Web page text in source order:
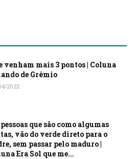
venham mais 3 pontos | Coluna
de Grêmio
2022
que são como algumas
vão do verde direto para o
sem passar pelo maduro |
Era Sol que me...